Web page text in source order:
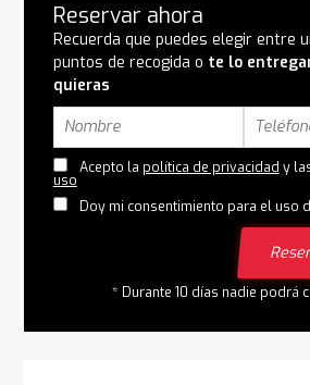
Reservar ahora
Recuerda que puedes elegir entre
puntos de recogida o te lo
quieras
Acepto la política de privacidad y
uso
Doy mi consentimiento para el uso
* Durante 10 días nadie podrá